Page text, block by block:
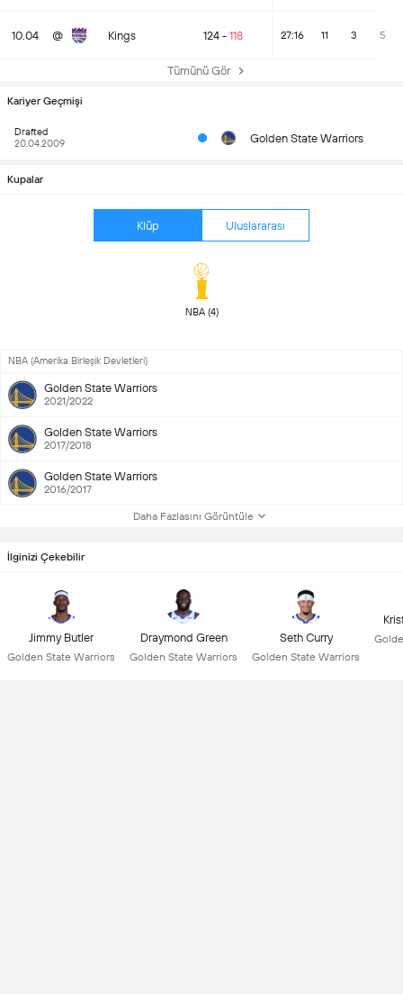
10.04 @ Kings 124 - 118 27:16 11 3 5
Tümünü Gör
Kariyer Geçmişi
Drafted
20.04.2009
Golden State Warriors
Kupalar
Klüp Uluslararası
NBA (4)
NBA (Amerika Birleşik Devletleri)
Golden State Warriors
2021/2022
Golden State Warriors
2017/2018
Golden State Warriors
2016/2017
Daha Fazlasını Görüntüle
İlginizi Çekebilir
Jimmy Butler
Golden State Warriors
Draymond Green
Golden State Warriors
Seth Curry
Golden State Warriors